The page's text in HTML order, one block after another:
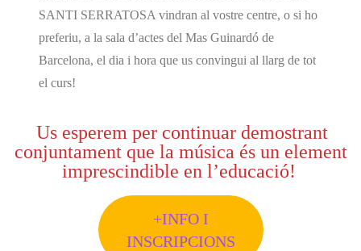
SANTI SERRATOSA vindran al vostre centre, o si ho
preferiu, a la sala d’actes del Mas Guinardó de
Barcelona, el dia i hora que us convingui al llarg de tot
el curs!
Us esperem per continuar demostrant
conjuntament que la música és un element
imprescindible en l’educació!
+INFO I
INSCRIPCIONS